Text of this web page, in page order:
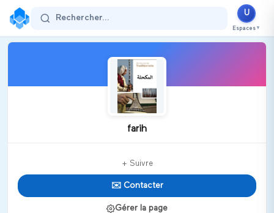
Rechercher...
U
Espaces ▼
farih
+ Suivre
✉️ Contacter
Gérer la page